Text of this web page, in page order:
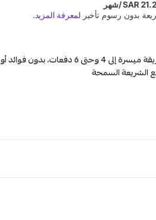
قسم دفعاتك بطريقة ميسرة إلى 4 وحتى 6 دفعات، بدون فوائد أو
الشريعة السمحة